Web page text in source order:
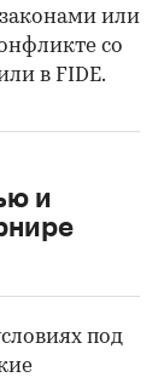
или
со
в FIDE.
и
под